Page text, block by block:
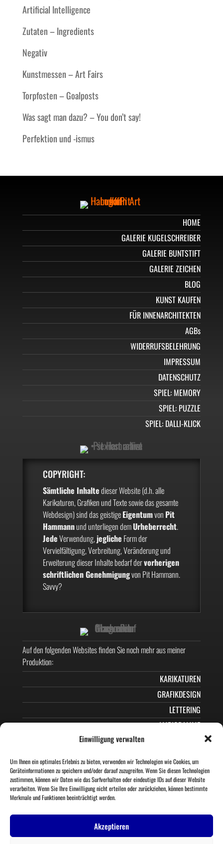
Einwilligung verwalten
Um Ihnen ein optimales Erlebnis zu bieten, verwenden wir Technologien wie Cookies, um
Geräteinformationen zu speichern und/oder darauf zuzugreifen. Wenn Sie diesen Technologien
zustimmen, können wir Daten wie das Surfverhalten oder eindeutige IDs auf dieser Website
verarbeiten. Wenn Sie Ihre Einwilligung nicht erteilen oder zurückziehen, können bestimmte
Merkmale und Funktionen beeinträchtigt werden.
Akzeptieren
Artificial Intelligence
Zutaten – Ingredients
Negativ
Kunstmessen – Art Fairs
Torpfosten – Goalposts
Was sagt man dazu? – You don’t say!
Perfektion und -ismus
HOME
GALERIE KUGELSCHREIBER
GALERIE BUNTSTIFT
GALERIE ZEICHEN
BLOG
KUNST KAUFEN
FÜR INNENARCHITEKTEN
AGBs
WIDERRUFSBELEHRUNG
IMPRESSUM
DATENSCHUTZ
SPIEL: MEMORY
SPIEL: PUZZLE
SPIEL: DALLI-KLICK
COPYRIGHT:
Sämtliche Inhaltedieser Website (d.h. alle
Karikaturen, Grafiken und Texte sowie das gesamte
Webdesign) sind das geistigeEigentumvon Pit
Hammannund unterliegen demUrheberrecht.
JedeVerwendung,jegliche Form der
Vervielfältigung, Verbreitung, Veränderung und
Erweiterung dieser Inhalte bedarf dervorherigen
schriftlichen Genehmigungvon Pit Hammann.
Savvy?
Auf den folgenden Websites finden Sie noch mehr aus meiner
Produktion:
KARIKATUREN
GRAFIKDESIGN
LETTERING
AMBIGRAMME
MEIN SCI-FI-FANTASY-ROMAN
Wenn Sie mir folgen möchten?
© PIT HAMMANN